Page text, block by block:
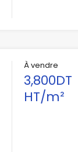
À vendre
3,800DT
HT/m²